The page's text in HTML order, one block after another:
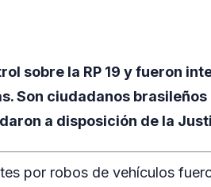
sobre la RP 19 y fueron
Son ciudadanos brasileños
a disposición de la
por robos de vehículos